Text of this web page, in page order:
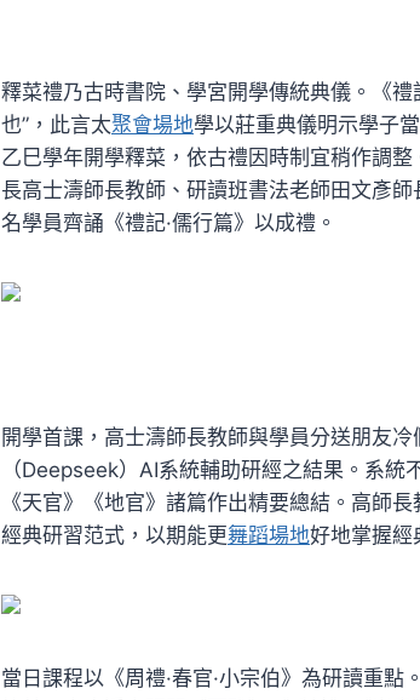
釋菜禮乃古時書院、學宮開學傳統典儀。《
也”，此言太聚會場地學以莊重典儀明示學子
乙巳學年開學釋菜，依古禮因時制宜稍作調
長高士濤師長教師、研讀班書法老師田文彥
名學員齊誦《禮記·儒行篇》以成禮。
開學首課，高士濤師長教師與學員分送朋友
（Deepseek）AI系統輔助研經之結果。系
《天官》《地官》諸篇作出精要總結。高師
經典研習范式，以期能更舞蹈場地好地掌握經
當日課程以《周禮·春官·小宗伯》為研讀重點